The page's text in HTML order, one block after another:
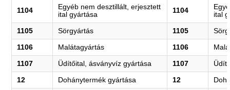
1104
Egyéb nem desztillált, erjesztett
ital gyártása
1104
ital
1105 Sörgyártás 1105
1106 Malátagyártás 1106
1107 Üdítőital, ásványvíz gyártása 1107
12 Dohánytermék gyártása 12